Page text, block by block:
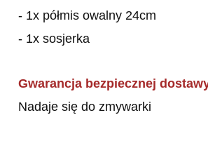
- 1x półmis owalny 24cm
- 1x sosjerka
Gwarancja bezpiecznej
Nadaje się do zmywarki